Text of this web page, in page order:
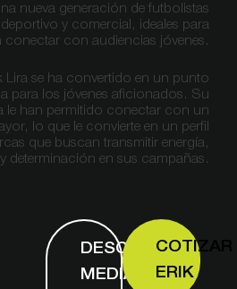
nueva generación de futbolistas
y comercial, ideales para
conectar con audiencias jóvenes.
Lira se ha convertido en un punto
para los jóvenes aficionados. Su
le han permitido conectar con un
lo que le convierte en un perfil
que buscan transmitir energía,
determinación en sus campañas.
DESCARGAR
MEDIA
COTIZAR
ERIK